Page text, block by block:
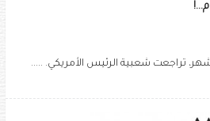
تراجعت شعبية الرئيس الأمريكي. .....